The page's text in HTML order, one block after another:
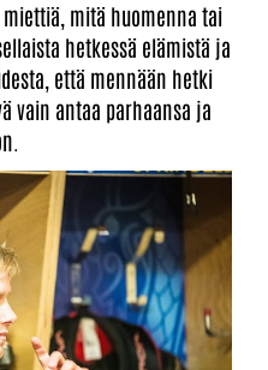
mitä huomenna tai
hetkessä elämistä ja
että mennään hetki
vain antaa parhaansa ja